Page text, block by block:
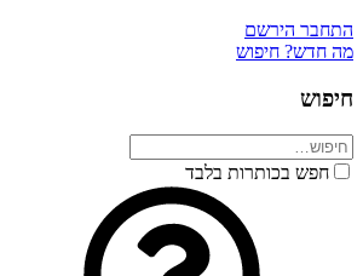
התחבר הירשם
מה חדש? חיפוש
חיפוש
חפש בכותרות בלבד